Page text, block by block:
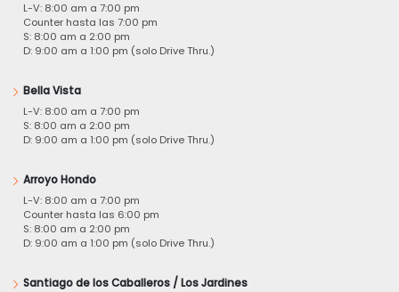
L-V: 8:00 am a 7:00 pm
Counter hasta las 7:00 pm
S: 8:00 am a 2:00 pm
D: 9:00 am a 1:00 pm (solo Drive Thru.)
Bella Vista
L-V: 8:00 am a 7:00 pm
S: 8:00 am a 2:00 pm
D: 9:00 am a 1:00 pm (solo Drive Thru.)
Arroyo Hondo
L-V: 8:00 am a 7:00 pm
Counter hasta las 6:00 pm
S: 8:00 am a 2:00 pm
D: 9:00 am a 1:00 pm (solo Drive Thru.)
Santiago de los Caballeros / Los Jardines